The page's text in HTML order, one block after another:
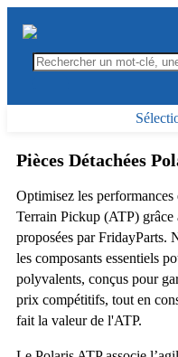
Pièces Détachées
Optimisez les
Terrain Pickup (ATP) grâce
proposées par FridayParts.
les composants essentiels
polyvalents, conçus pour
prix compétitifs, tout en
fait la valeur de l'ATP.